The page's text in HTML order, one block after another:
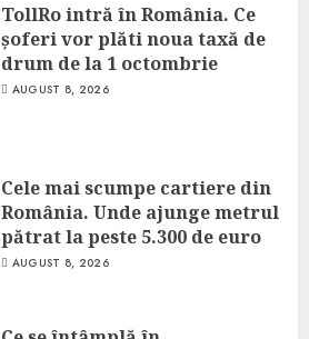
TollRo intră în România. Ce
șoferi vor plăti noua taxă de
drum de la 1 octombrie
AUGUST 8, 2026
Cele mai scumpe cartiere din
România. Unde ajunge metrul
pătrat la peste 5.300 de euro
AUGUST 8, 2026